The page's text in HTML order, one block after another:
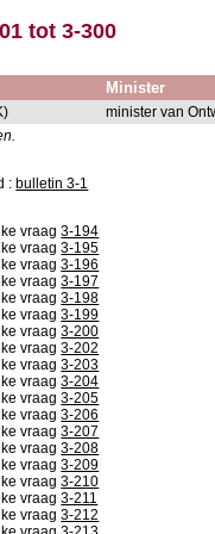
tot 3-300
Minister
minister van
: bulletin 3-1
vraag3-194
vraag3-195
vraag3-196
vraag3-197
vraag3-198
vraag3-199
vraag3-200
vraag3-202
vraag3-203
vraag3-204
vraag3-205
vraag3-206
vraag3-207
vraag3-208
vraag3-209
vraag3-210
vraag3-211
vraag3-212